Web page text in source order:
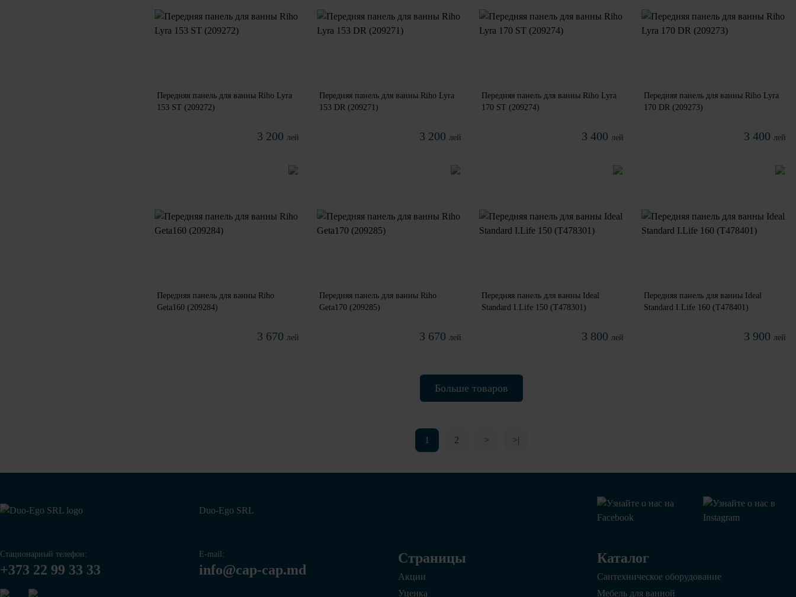
Передняя панель для ванны Riho Lyra
153 ST (209272)
3 200 лей
Передняя панель для ванны Riho Lyra
153 DR (209271)
3 200 лей
Передняя панель для ванны Riho Lyra
170 ST (209274)
3 400 лей
Передняя панель для ванны Riho Lyra
170 DR (209273)
3 400 лей
Передняя панель для ванны Riho
Geta160 (209284)
3 670 лей
Передняя панель для ванны Riho
Geta170 (209285)
3 670 лей
Передняя панель для ванны Ideal
Standard I.Life 150 (T478301)
3 800 лей
Передняя панель для ванны Ideal
Standard I.Life 160 (T478401)
3 900 лей
Больше товаров
1 2 > >|
Duo-Ego SRL
Стационарный телефон:
+373 22 99 33 33
E-mail:
info@cap-cap.md
Страницы
Акции
Уценка
Каталог
Сантехническое оборудование
Мебель для ванной